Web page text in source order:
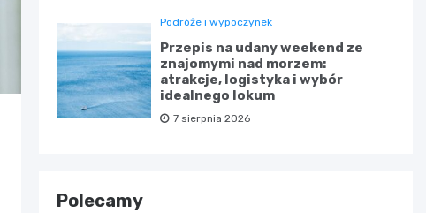
Podróże i wypoczynek
Przepis na udany weekend ze
znajomymi nad morzem:
atrakcje, logistyka i wybór
idealnego lokum
7 sierpnia 2026
Polecamy